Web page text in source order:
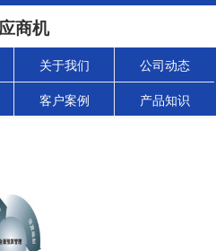
商机
关于我们 公司动态
客户案例 产品知识